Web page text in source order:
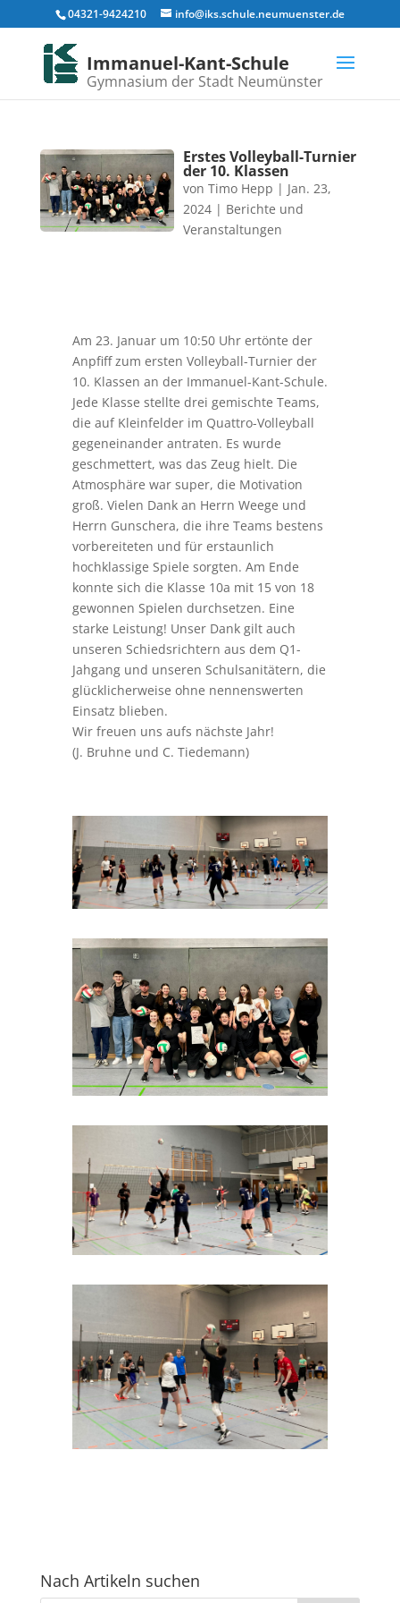
04321-9424210 info@iks.schule.neumuenster.de
Immanuel-Kant-Schule
Gymnasium der Stadt Neumünster
Erstes Volleyball-Turnier
der 10. Klassen
von Timo Hepp | Jan. 23,
2024| Berichte und
Veranstaltungen
Am 23. Januar um 10:50 Uhr ertönte der
Anpfiff zum ersten Volleyball-Turnier der
10. Klassen an der Immanuel-Kant-Schule.
Jede Klasse stellte drei gemischte Teams,
die auf Kleinfelder im Quattro-Volleyball
gegeneinander antraten. Es wurde
geschmettert, was das Zeug hielt. Die
Atmosphäre war super, die Motivation
groß. Vielen Dank an Herrn Weege und
Herrn Gunschera, die ihre Teams bestens
vorbereiteten und für erstaunlich
hochklassige Spiele sorgten. Am Ende
konnte sich die Klasse 10a mit 15 von 18
gewonnen Spielen durchsetzen. Eine
starke Leistung! Unser Dank gilt auch
unseren Schiedsrichtern aus dem Q1-
Jahgang und unseren Schulsanitätern, die
glücklicherweise ohne nennenswerten
Einsatz blieben.
Wir freuen uns aufs nächste Jahr!
(J. Bruhne und C. Tiedemann)
Nach Artikeln suchen